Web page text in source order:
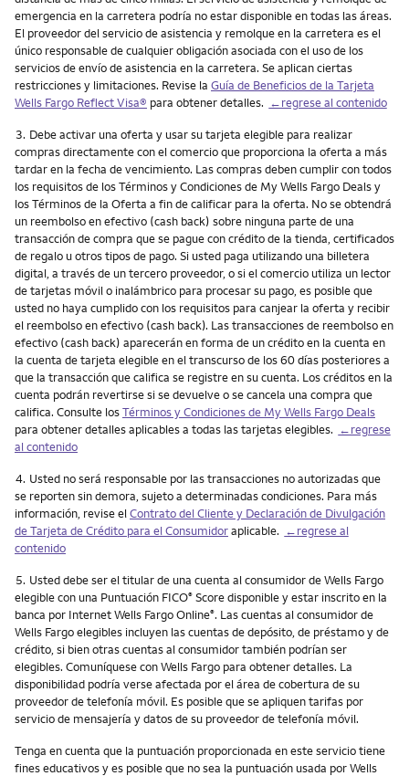
emergencia en la carretera podría no estar disponible en todas las áreas.
El proveedor del servicio de asistencia y remolque en la carretera es el
único responsable de cualquier obligación asociada con el uso de los
servicios de envío de asistencia en la carretera. Se aplican ciertas
restricciones y limitaciones. Revise la Guía de Beneficios de la Tarjeta
Wells Fargo Reflect Visa® para obtener detalles. ←regrese al contenido
Nota
3. Debe activar una oferta y usar su tarjeta elegible para realizar
compras directamente con el comercio que proporciona la oferta a más
tardar en la fecha de vencimiento. Las compras deben cumplir con todos
los requisitos de los Términos y Condiciones de My Wells Fargo Deals y
los Términos de la Oferta a fin de calificar para la oferta. No se obtendrá
un reembolso en efectivo (cash back) sobre ninguna parte de una
transacción de compra que se pague con crédito de la tienda, certificados
de regalo u otros tipos de pago. Si usted paga utilizando una billetera
digital, a través de un tercero proveedor, o si el comercio utiliza un lector
de tarjetas móvil o inalámbrico para procesar su pago, es posible que
usted no haya cumplido con los requisitos para canjear la oferta y recibir
el reembolso en efectivo (cash back). Las transacciones de reembolso en
efectivo (cash back) aparecerán en forma de un crédito en la cuenta en
la cuenta de tarjeta elegible en el transcurso de los 60 días posteriores a
que la transacción que califica se registre en su cuenta. Los créditos en la
cuenta podrán revertirse si se devuelve o se cancela una compra que
califica. Consulte losTérminos y Condiciones de My Wells Fargo Deals
para obtener detalles aplicables a todas las tarjetas elegibles. ←regrese
al contenido
Nota
4. Usted no será responsable por las transacciones no autorizadas que
se reporten sin demora, sujeto a determinadas condiciones. Para más
información, revise elContrato del Cliente y Declaración de Divulgación
de Tarjeta de Crédito para el Consumidoraplicable. ←regrese al
contenido
Nota
5. Usted debe ser el titular de una cuenta al consumidor de Wells Fargo
elegible con una Puntuación FICO® Score disponible y estar inscrito en la
banca por Internet Wells Fargo Online®. Las cuentas al consumidor de
Wells Fargo elegibles incluyen las cuentas de depósito, de préstamo y de
crédito, si bien otras cuentas al consumidor también podrían ser
elegibles. Comuníquese con Wells Fargo para obtener detalles. La
disponibilidad podría verse afectada por el área de cobertura de su
proveedor de telefonía móvil. Es posible que se apliquen tarifas por
servicio de mensajería y datos de su proveedor de telefonía móvil.
Tenga en cuenta que la puntuación proporcionada en este servicio tiene
fines educativos y es posible que no sea la puntuación usada por Wells